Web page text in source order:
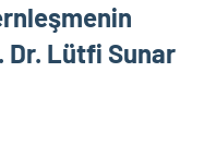
Lütfi Sunar